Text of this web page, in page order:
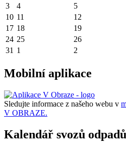
3 4 5
10 11 12
17 18 19
24 25 26
31 1 2
Mobilní aplikace
Sledujte informace z našeho webu v
V OBRAZE.
Kalendář svozů odpadů